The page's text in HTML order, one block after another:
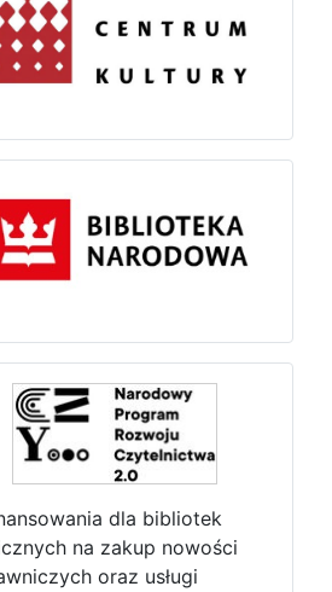
dla bibliotek
na zakup nowości
oraz usługi